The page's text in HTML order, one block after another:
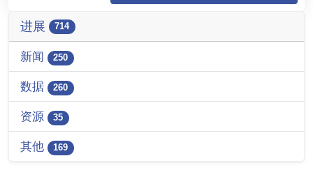
进展 714
新闻 250
数据 260
资源 35
其他 169